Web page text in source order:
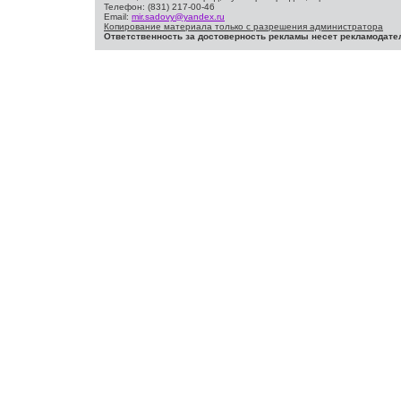
Телефон: (831) 217-00-46
Email: mir.sadovy@yandex.ru
Копирование материала только с разрешения администратора
Ответственность за достоверность рекламы несет